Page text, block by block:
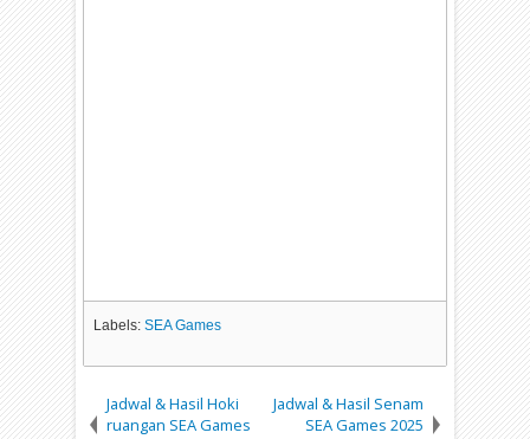
Labels:SEA Games
Jadwal & Hasil Hoki
ruangan SEA Games
Jadwal & Hasil Senam
SEA Games 2025